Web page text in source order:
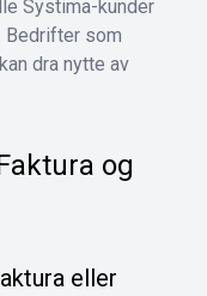
Systima-kunder
Bedrifter som
dra nytte av
og
eller